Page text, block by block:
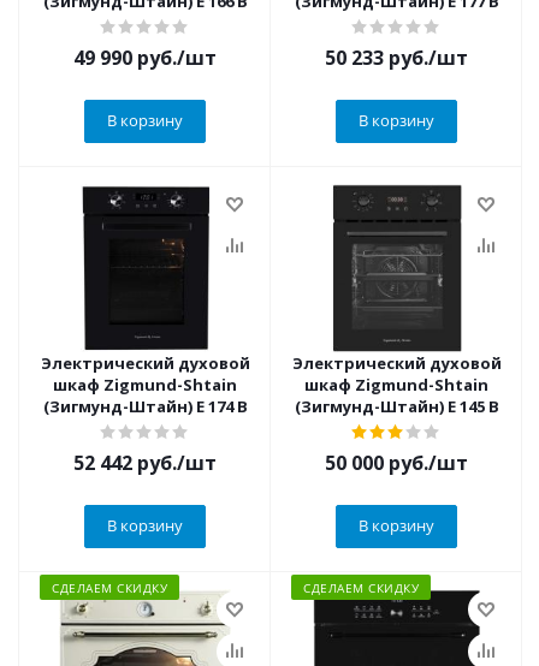
49 990 руб./шт
В корзину
50 233 руб./шт
В корзину
Электрический духовой
шкаф Zigmund-Shtain
(Зигмунд-Штайн) E 174 B
52 442 руб./шт
В корзину
Электрический духовой
шкаф Zigmund-Shtain
(Зигмунд-Штайн) E 145 B
50 000 руб./шт
В корзину
СДЕЛАЕМ СКИДКУ СДЕЛАЕМ СКИДКУ